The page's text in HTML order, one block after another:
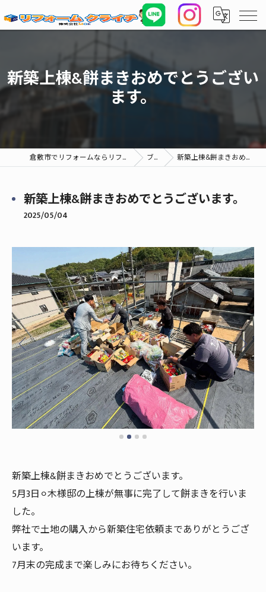
新築上棟&餅まきおめでとうござい
ます。
倉敷市でリフォームならリフォームクライチ (株)MGE ブログ 新築上棟&餅まきおめでとうございます。
新築上棟&餅まきおめでとうございます。
2025/05/04
新築上棟&餅まきおめでとうございます。
5月3日⚪︎木様邸の上棟が無事に完了して餅まきを行いま
した。
弊社で土地の購入から新築住宅依頼までありがとうござ
います。
7月末の完成まで楽しみにお待ちください。